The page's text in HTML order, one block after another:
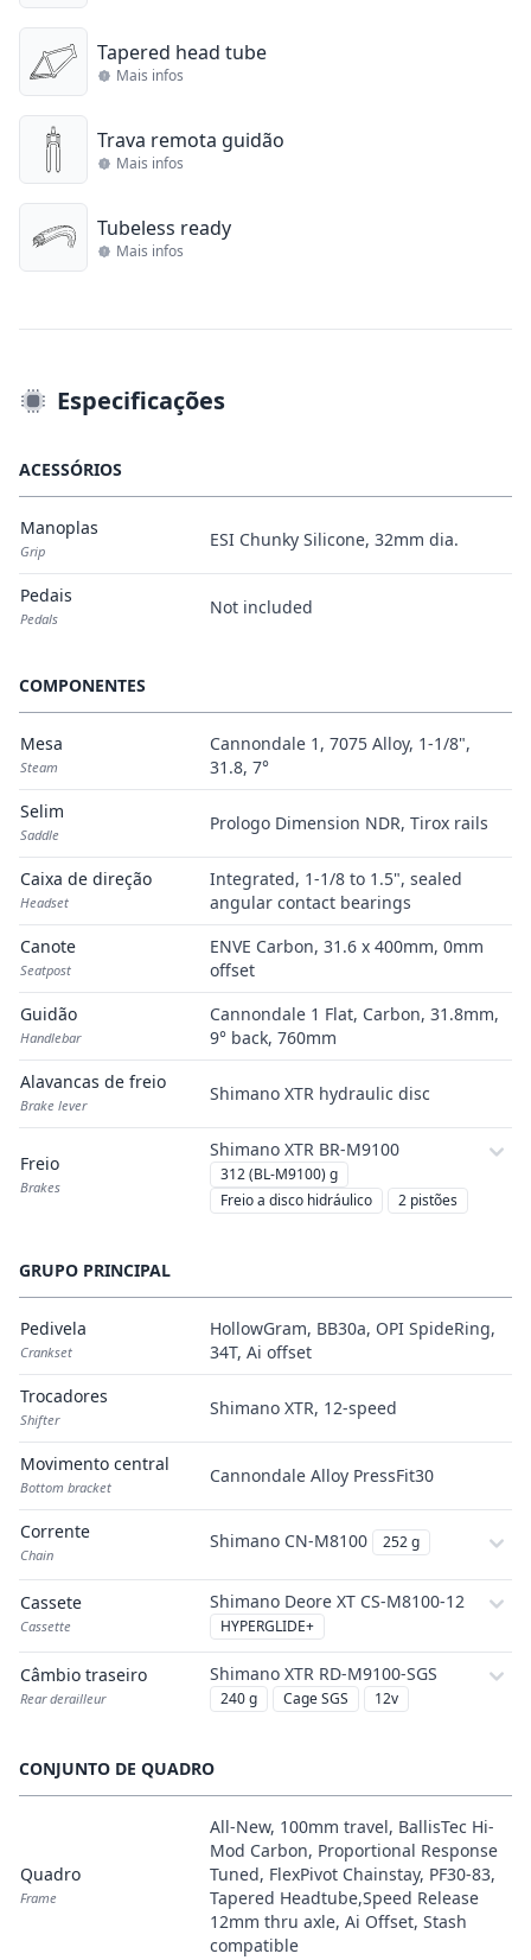
Tapered head tube
Mais infos
Trava remota guidão
Mais infos
Tubeless ready
Mais infos
Especificações
ACESSÓRIOS
Manoplas
Grip
ESI Chunky Silicone, 32mm dia.
Pedais
Pedals
Not included
COMPONENTES
Mesa
Steam
Cannondale 1, 7075 Alloy, 1-1/8",
31.8, 7°
Selim
Saddle
Prologo Dimension NDR, Tirox rails
Caixa de direção
Headset
Integrated, 1-1/8 to 1.5", sealed
angular contact bearings
Canote
Seatpost
ENVE Carbon, 31.6 x 400mm, 0mm
offset
Guidão
Handlebar
Cannondale 1 Flat, Carbon, 31.8mm,
9° back, 760mm
Alavancas de freio
Brake lever
Shimano XTR hydraulic disc
Freio
Brakes
Shimano XTR BR-M9100
312 (BL-M9100) g
Freio a disco hidráulico
2 pistões
GRUPO PRINCIPAL
Pedivela
Crankset
HollowGram, BB30a, OPI SpideRing,
34T, Ai offset
Trocadores
Shifter
Shimano XTR, 12-speed
Movimento central
Bottom bracket
Cannondale Alloy PressFit30
Corrente
Chain
Shimano CN-M8100 252 g
Cassete
Cassette
Shimano Deore XT CS-M8100-12
HYPERGLIDE+
Câmbio traseiro
Rear derailleur
Shimano XTR RD-M9100-SGS
240 g Cage SGS 12v
CONJUNTO DE QUADRO
Quadro
Frame
All-New, 100mm travel, BallisTec Hi-
Mod Carbon, Proportional Response
Tuned, FlexPivot Chainstay, PF30-83,
Tapered Headtube,Speed Release
12mm thru axle, Ai Offset, Stash
compatible